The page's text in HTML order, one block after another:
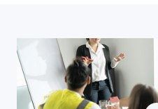
Link alla Gallery Live